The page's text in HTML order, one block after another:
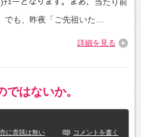
でも、昨夜「ご先祖いた…
詳細を見る
はないか。
に貴賎は無い コメントを書く